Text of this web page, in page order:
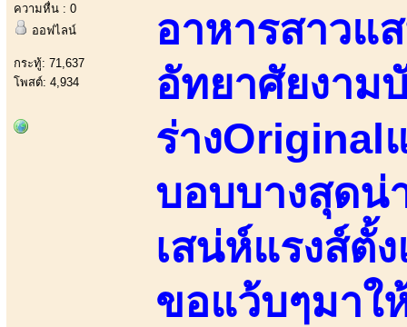
ความหื่น : 0
ออฟไลน์
กระทู้: 71,637
โพสต์: 4,934
อาหารสาวแ
อัทยาศัยงาม
ร่างOriginal
บอบบางสุดน่
เสน่ห์แรงส์ตั้
ขอแว้บๆมาใ